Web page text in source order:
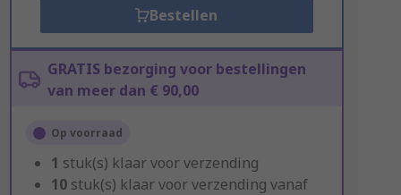
Bestellen
GRATIS bezorging voor bestellingen
van meer dan € 90,00
Op voorraad
1 stuk(s) klaar voor verzending
10 stuk(s) klaar voor verzending vanaf